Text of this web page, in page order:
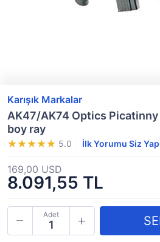
Karışık Markalar
AK47/AK74 Optics
boy ray
5.0 İlk Yorumu Siz
8.091,55 TL
169,00 USD
Adet